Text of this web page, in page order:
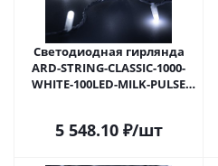
Светодиодная гирлянда
ARD-STRING-CLASSIC-1000-
WHITE-100LED-MILK-PULSE
5 548.10₽/шт